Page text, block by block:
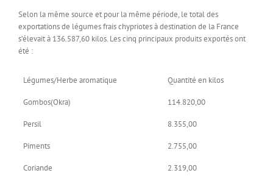
Selon la même source et pour la même période, le total des
exportations de légumes frais chypriotes à destination de la France
s’élevait à 136.587,60 kilos. Les cinq principaux produits exportés ont
été :
Légumes/Herbe aromatique Quantité en kilos
Gombos(Okra) 114.820,00
Persil 8.355,00
Piments 2.755,00
Coriande 2.319,00